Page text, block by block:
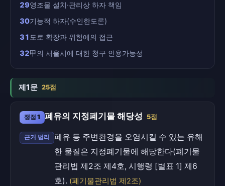
29영조물 설치·관리상 하자 책임
30기능적 하자(수인한도론)
31 도로 확장과 위험에의 접근
32甲의 서울시에 대한 청구 인용가능성
제1문 25점
쟁점 1 폐유의 지정폐기물 해당성 5점
근거 법리
폐유 등 주변환경을 오염시킬 수 있는 유해
한 물질은 지정폐기물에 해당한다(폐기물
관리법 제2조 제4호, 시행령 [별표 1] 제6
호). (폐기물관리법 제2조)